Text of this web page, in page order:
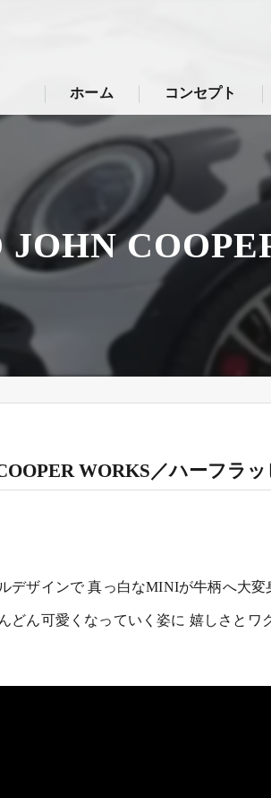
ホーム コンセプト
WORKS／ハーフラ
デザインで 真っ白なMINIが牛柄へ大変
どん可愛くなっていく姿に 嬉しさとワ